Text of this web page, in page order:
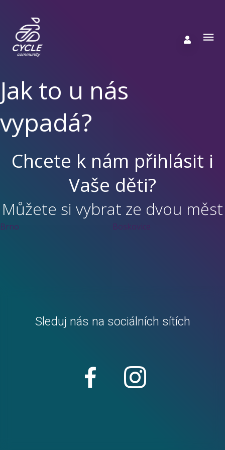
Jak to u nás
vypadá?
Chcete k nám přihlásit i
Vaše děti?
Můžete si vybrat ze dvou měst
Brno Boskovice
Sleduj nás na sociálních sítích